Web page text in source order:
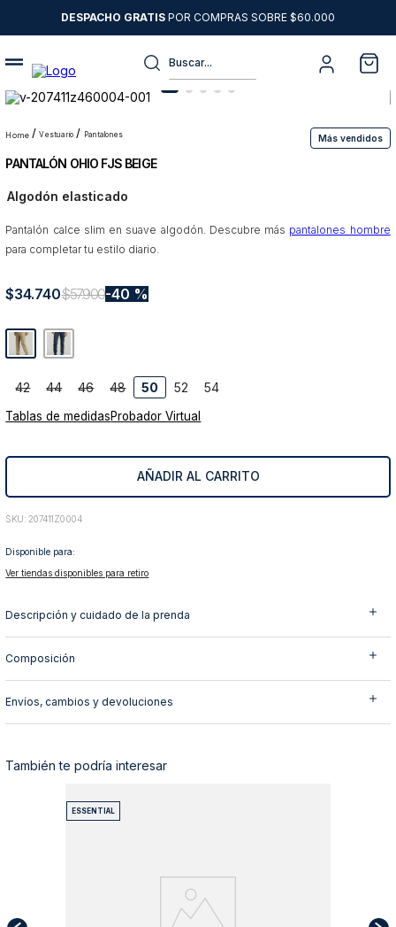
DESPACHO GRATIS POR COMPRAS SOBRE $60.000
Buscar...
vestuario pantalones Más vendidos
PANTALÓN OHIO FJS BEIGE
Algodón elasticado
Pantalón calce slim en suave algodón. Descubre más pantalones hombre
para completar tu estilo diario.
$34.740$57.900 40 %
42 44 46 48 50 52 54
Tablas de medidasProbador Virtual
AÑADIR AL CARRITO
: 207411Z0004
Disponible para:
Ver tiendas disponibles para retiro
Descripción y cuidado de la prenda
Composición
Envíos, cambios y devoluciones
También te podría interesar
ESSENTIAL
1.
sweater
2.
chaquetas
3.
camisas
4.
pantalon
6.
chaqueta cuero
8.
blazer
9.
poleron
10. abrigo